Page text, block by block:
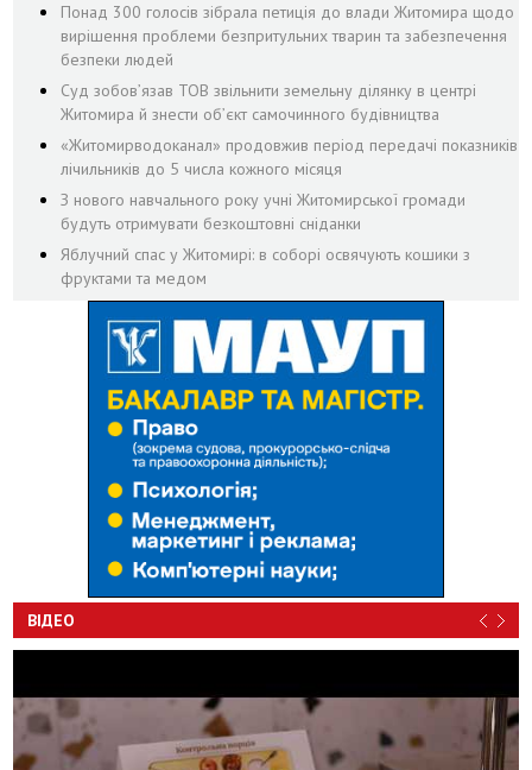
Понад 300 голосів зібрала петиція до влади Житомира щодо
вирішення проблеми безпритульних тварин та забезпечення
безпеки людей
Суд зобов’язав ТОВ звільнити земельну ділянку в центрі
Житомира й знести об’єкт самочинного будівництва
«Житомирводоканал» продовжив період передачі показників
лічильників до 5 числа кожного місяця
З нового навчального року учні Житомирської громади
будуть отримувати безкоштовні сніданки
Яблучний спас у Житомирі: в соборі освячують кошики з
фруктами та медом
ВІДЕО